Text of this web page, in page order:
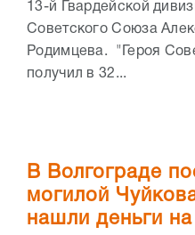
13-й Гвардейской
Советского Союза
Родимцева. "Героя
получил в 32...
В Волгограде
могилой
нашли деньги